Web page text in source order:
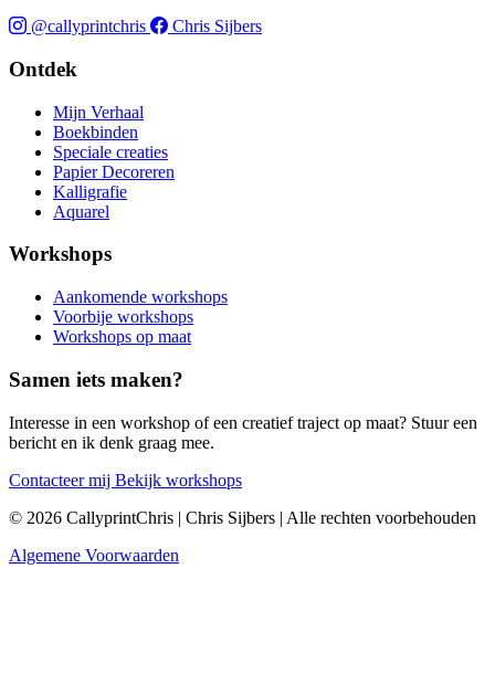
@callyprintchris
Chris Sijbers
Ontdek
Mijn Verhaal
Boekbinden
Speciale creaties
Papier Decoreren
Kalligrafie
Aquarel
Workshops
Aankomende workshops
Voorbije workshops
Workshops op maat
Samen iets maken?
Interesse in een workshop of een creatief traject op maat? Stuur een
bericht en ik denk graag mee.
Contacteer mij Bekijk workshops
© 2026 CallyprintChris | Chris Sijbers | Alle rechten voorbehouden
Algemene Voorwaarden